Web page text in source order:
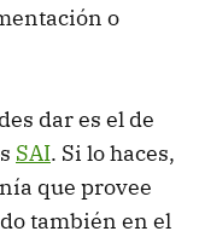
o
dar es el de
SAI. Si lo haces,
que provee
también en el